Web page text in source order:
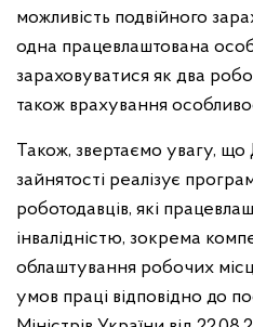
можливість подвійного
одна працевлаштована
зараховуватися як два
також врахування
Також, звертаємо увагу,
зайнятості реалізує
роботодавців, які
інвалідністю, зокрема
облаштування робочих
умов праці відповідно до